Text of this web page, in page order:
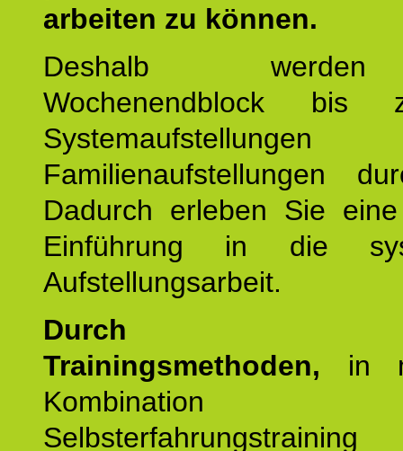
arbeiten zu können.
Deshalb
Wochenendblock bis
Familienaufstellungen
Dadurch erleben Sie
Einführung in die
Aufstellungsarbeit.
Durch
Trainingsmethoden, in